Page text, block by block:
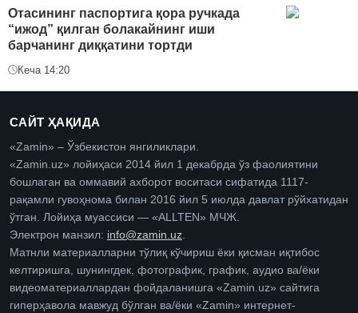
Отасининг паспортига қора ручкада
“ижод” қилган болакайнинг иши
барчанинг диққатини тортди
Кеча 14:20
САЙТ ҲАҚИДА
«Zamin» – Ўзбекистон янгиликлари.
«Zamin.uz» лойиҳаси 2014 йил 1 декабрда ўз фаолиятини
бошлаган ва оммавий ахборот воситаси сифатида 1117-
рақамли гувоҳнома билан 2016 йил 5 июлда давлат рўйхатидан
ўтган. Лойиҳа муассиси — «ALLTEN» МЧЖ.
Электрон манзил: info@zamin.uz
Матнли материалларни тўлиқ кўчириш ёки қисман иқтибос
келтиришга, шунингдек, фотографик, график, аудио ва/ёки
видеоматериаллардан фойдаланишга «Zamin.uz» сайтига
гиперҳавола мавжуд бўлган ва/ёки «Zamin» интернет-